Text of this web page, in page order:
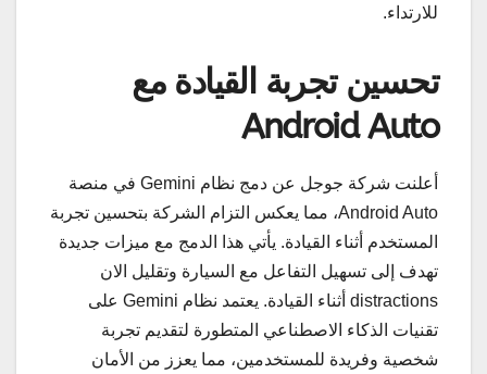
للارتداء.
تحسين تجربة القيادة مع
Android Auto
أعلنت شركة جوجل عن دمج نظام Gemini في منصة
Android Auto، مما يعكس التزام الشركة بتحسين تجربة
المستخدم أثناء القيادة. يأتي هذا الدمج مع ميزات جديدة
تهدف إلى تسهيل التفاعل مع السيارة وتقليل الان
distractions أثناء القيادة. يعتمد نظام Gemini على
تقنيات الذكاء الاصطناعي المتطورة لتقديم تجربة
شخصية وفريدة للمستخدمين، مما يعزز من الأمان